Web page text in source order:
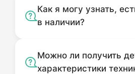
Как я могу узнать,
в наличии?
Можно ли получить
характеристики